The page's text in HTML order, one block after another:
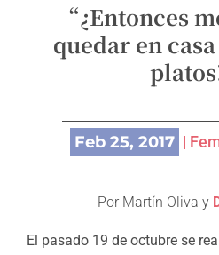
“¿Entonces
quedar en
Feb 25, 2017 |
Por Martín Oliva y
El pasado 19 de octubre se